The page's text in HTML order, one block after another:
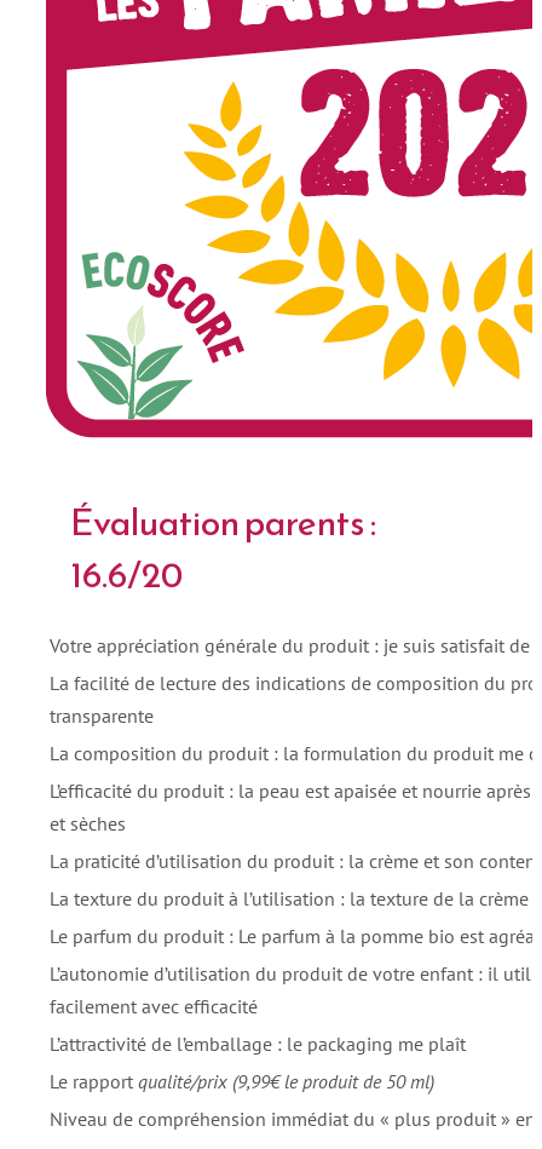
Évaluation parents :
16.6/20
Votre appréciation générale du produit : je suis satisfait de
La facilité de lecture des indications de composition du
transparente
La composition du produit : la formulation du produit me
L’efficacité du produit : la peau est apaisée et nourrie
et sèches
La praticité d’utilisation du produit : la crème et son
La texture du produit à l’utilisation : la texture de la crème
Le parfum du produit : Le parfum à la pomme bio est
L’autonomie d’utilisation du produit de votre enfant : il
facilement avec efficacité
L’attractivité de l’emballage : le packaging me plaît
Le rapport qualité/prix (9,99€ le produit de 50 ml)
Niveau de compréhension immédiat du « plus produit »